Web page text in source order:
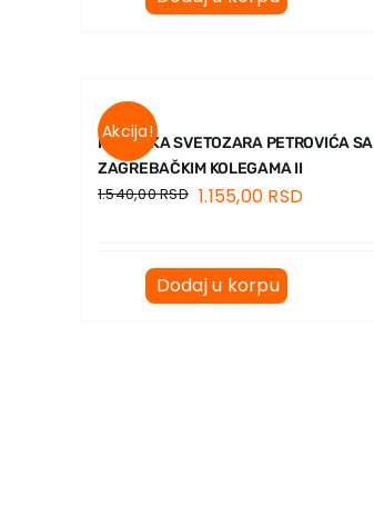
Akcija!
PREPISKA SVETOZARA PETROVIĆA SA
ZAGREBAČKIM KOLEGAMA II
1.540,00RSD 1.155,00 RSD
Dodaj u korpu